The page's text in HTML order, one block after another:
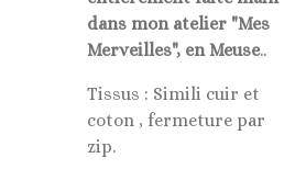
dans mon atelier "Mes
Merveilles", en Meuse..
Tissus : Simili cuir et
coton , fermeture par
zip.